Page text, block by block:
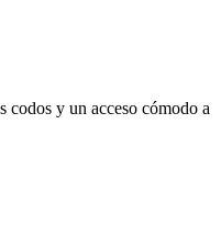
codos y un acceso cómodo a